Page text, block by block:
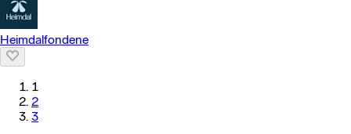
Heimdalfondene
1
2
3